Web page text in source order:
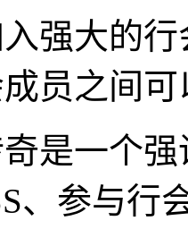
强大的
员之间
是一个
、参与行